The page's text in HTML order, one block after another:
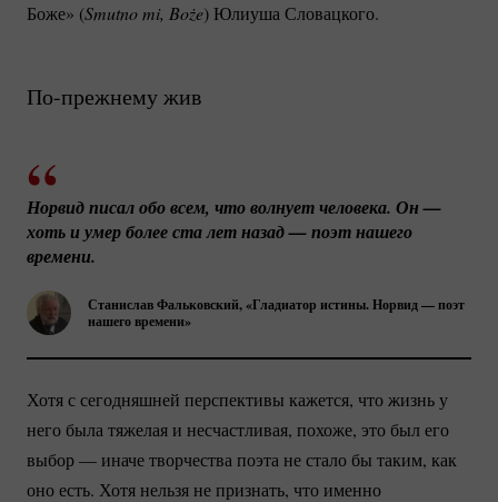
Боже» (Smutno mi, Boże) Юлиуша Словацкого.
По-прежнемужив
Станислав Фальковский, «Гладиатор истины. Норвид — поэт
нашего времени»
Норвид писал обо всем, что волнует человека. Он —
хоть и умер более ста лет назад — поэт нашего
времени.
Хотя с сегодняшней перспективы кажется, что жизнь у
него была тяжелая и несчастливая, похоже, это был его
выбор — иначе творчества поэта не стало бы таким, как
оно есть. Хотя нельзя не признать, что именно